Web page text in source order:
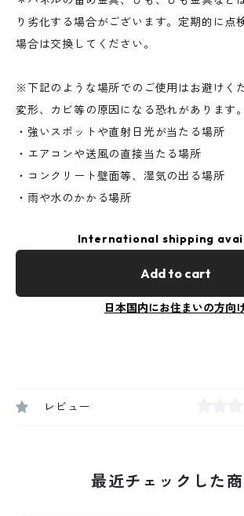
り劣化する場合がございます。定期的に点
場合は交換してください。
※下記のような場所でのご使用はお避けく
変形、カビ等の原因になる恐れがあります。
・強いスポットや直射日光が当たる場所
・エアコンや送風の直接当たる場所
・コンクリート壁面等、湿気の出る場所
・雨や水のかかる場所
International shipping
Add to cart
日本国内にお住まいの方向
レビュー
最近チェックした